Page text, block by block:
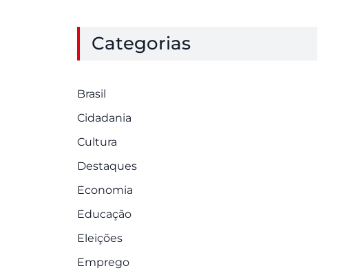
Categorias
Brasil
Cidadania
Cultura
Destaques
Economia
Educação
Eleições
Emprego